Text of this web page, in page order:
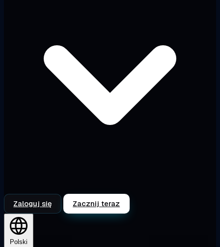
Zaloguj się Zacznij teraz
Polski